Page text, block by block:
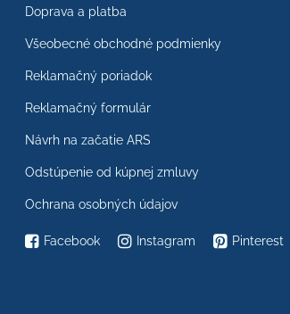
Doprava a platba
Všeobecné obchodné podmienky
Reklamačný poriadok
Reklamačný formulár
Návrh na začatie ARS
Odstúpenie od kúpnej zmluvy
Ochrana osobných údajov
Facebook Instagram Pinterest